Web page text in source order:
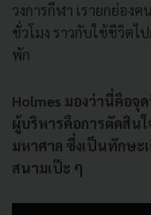
วงการกีฬา เรายกย่อง
ชั่วโมง ราวกับใช้ชีวิต
พัก
Holmes มองว่านี่คือจุ
ผู้บริหารคือการตัดสิน
มหาศาล ซึ่งเป็นทักษะ
สนามเป๊ะ ๆ